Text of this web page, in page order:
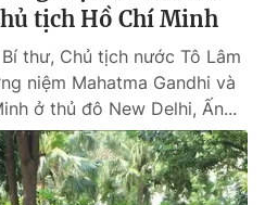
tịch Hồ Chí Minh
thư, Chủ tịch nước Tô Lâm
niệm Mahatma Gandhi và
ở thủ đô New Delhi, Ấn...